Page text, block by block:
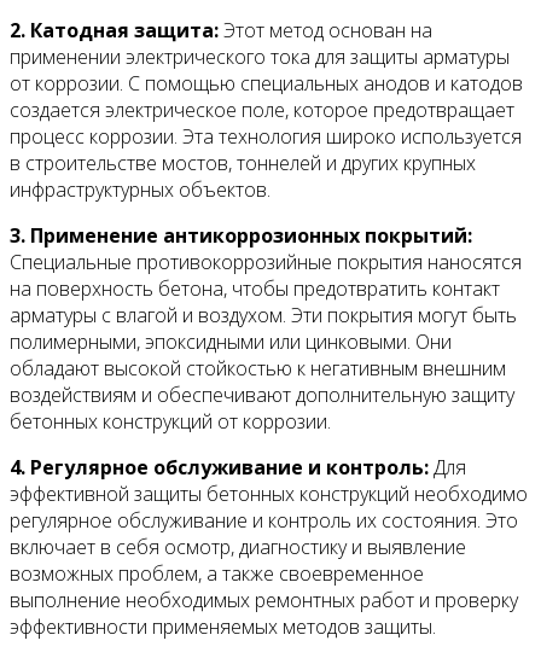
2. Катодная защита:Этот метод основан на
применении электрического тока для защиты арматуры
от коррозии. С помощью специальных анодов и катодов
создается электрическое поле, которое предотвращает
процесс коррозии. Эта технология широко используется
в строительстве мостов, тоннелей и других крупных
инфраструктурных объектов.
3. Применение антикоррозионных покрытий:
Специальные противокоррозийные покрытия наносятся
на поверхность бетона, чтобы предотвратить контакт
арматуры с влагой и воздухом. Эти покрытия могут быть
полимерными, эпоксидными или цинковыми. Они
обладают высокой стойкостью к негативным внешним
воздействиям и обеспечивают дополнительную защиту
бетонных конструкций от коррозии.
4. Регулярное обслуживание и контроль:Для
эффективной защиты бетонных конструкций необходимо
регулярное обслуживание и контроль их состояния. Это
включает в себя осмотр, диагностику и выявление
возможных проблем, а также своевременное
выполнение необходимых ремонтных работ и проверку
эффективности применяемых методов защиты.